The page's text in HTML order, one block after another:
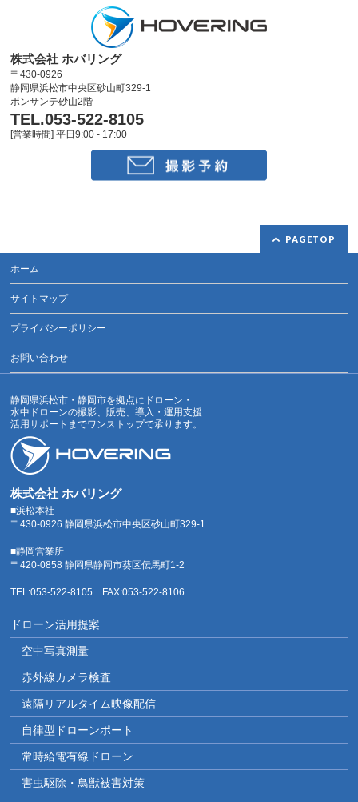
株式会社 ホバリング
〒430-0926
静岡県浜松市中央区砂山町329-1
ボンサンテ砂山2階
TEL.053-522-8105
[営業時間] 平日9:00 - 17:00
PAGETOP
ホーム
サイトマップ
プライバシーポリシー
お問い合わせ
静岡県浜松市・静岡市を拠点にドローン・
水中ドローンの撮影、販売、導入・運用支援
活用サポートまでワンストップで承ります。
株式会社 ホバリング
■浜松本社
〒430-0926 静岡県浜松市中央区砂山町329-1
■静岡営業所
〒420-0858 静岡県静岡市葵区伝馬町1-2
TEL:053-522-8105 FAX:053-522-8106
ドローン活用提案
空中写真測量
赤外線カメラ検査
遠隔リアルタイム映像配信
自律型ドローンポート
常時給電有線ドローン
害虫駆除・鳥獣被害対策